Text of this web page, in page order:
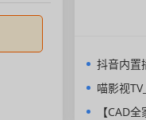
抖音内置插件版
喵影视TV_3.8.0普
【CAD全家桶】浩辰